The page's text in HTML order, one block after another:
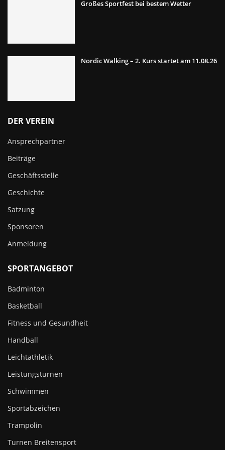
Großes Sportfest bei bestem Wetter
Nordic Walking – 2. Kurs startet am 11.08.26
DER VEREIN
Ansprechpartner
Beiträge
Geschäftsstelle
Geschichte
Satzung
Sponsoren
Anmeldung
SPORTANGEBOT
Badminton
Basketball
Fitness und Gesundheit
Handball
Leichtathletik
Leistungsturnen
Schwimmen
Sportabzeichen
Trampolin
Turnen Breitensport